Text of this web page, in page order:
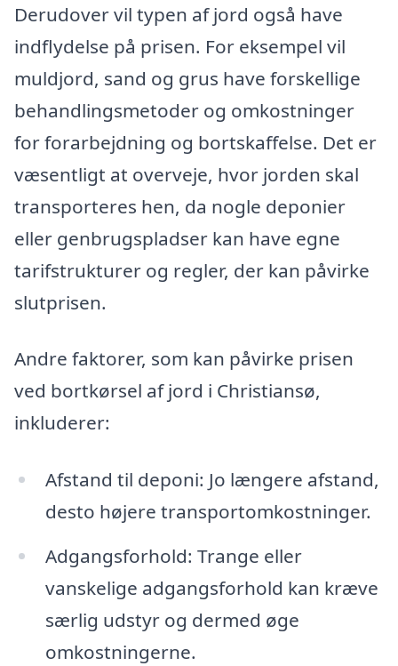
Derudover vil typen af jord også have
indflydelse på prisen. For eksempel vil
muldjord, sand og grus have forskellige
behandlingsmetoder og omkostninger
for forarbejdning og bortskaffelse. Det er
væsentligt at overveje, hvor jorden skal
transporteres hen, da nogle deponier
eller genbrugspladser kan have egne
tarifstrukturer og regler, der kan påvirke
slutprisen.
Andre faktorer, som kan påvirke prisen
ved bortkørsel af jord i Christiansø,
inkluderer:
Afstand til deponi: Jo længere afstand,
desto højere transportomkostninger.
Adgangsforhold: Trange eller
vanskelige adgangsforhold kan kræve
særlig udstyr og dermed øge
omkostningerne.